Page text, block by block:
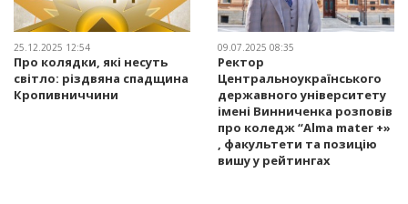
25.12.2025 12:54
Про колядки, які несуть
світло: різдвяна спадщина
Кропивниччини
09.07.2025 08:35
Ректор
Центральноукраїнського
державного університету
імені Винниченка розповів
про коледж “Alma mater +»
, факультети та позицію
вишу у рейтингах